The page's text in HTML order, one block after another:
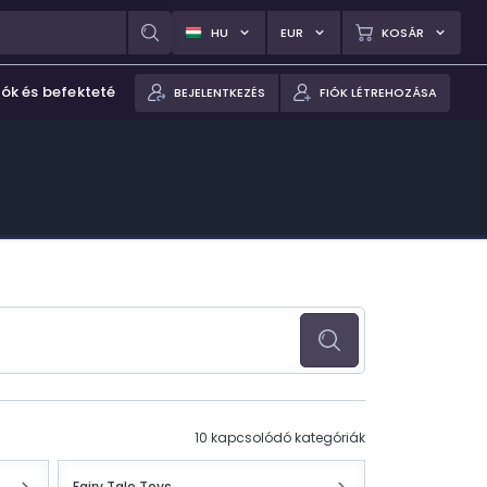
HU EUR KOSÁR
és befektetések BEJELENTKEZÉS FIÓK LÉTREHOZÁSA
10 kapcsolódó kategóriák